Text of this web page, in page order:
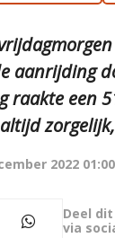
aanrijding
raakte een
2022 01:00
Deel
via